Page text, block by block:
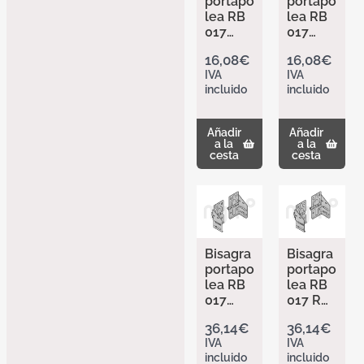
lea RB
017
zado
Izquier
da de
nn
309488
1
16,08€
IVA
incluido
Añadir
a la
cesta
lea RB
017
zado
derech
a de
nn
309488
3
16,08€
IVA
incluido
Añadir
a la
cesta
Bisagra
portapo
lea RB
017
Izquier
da de
36,14€
IVA
incluido
Bisagra
portapo
lea RB
017 RB
RAL
9002
36,14€
IVA
incluido